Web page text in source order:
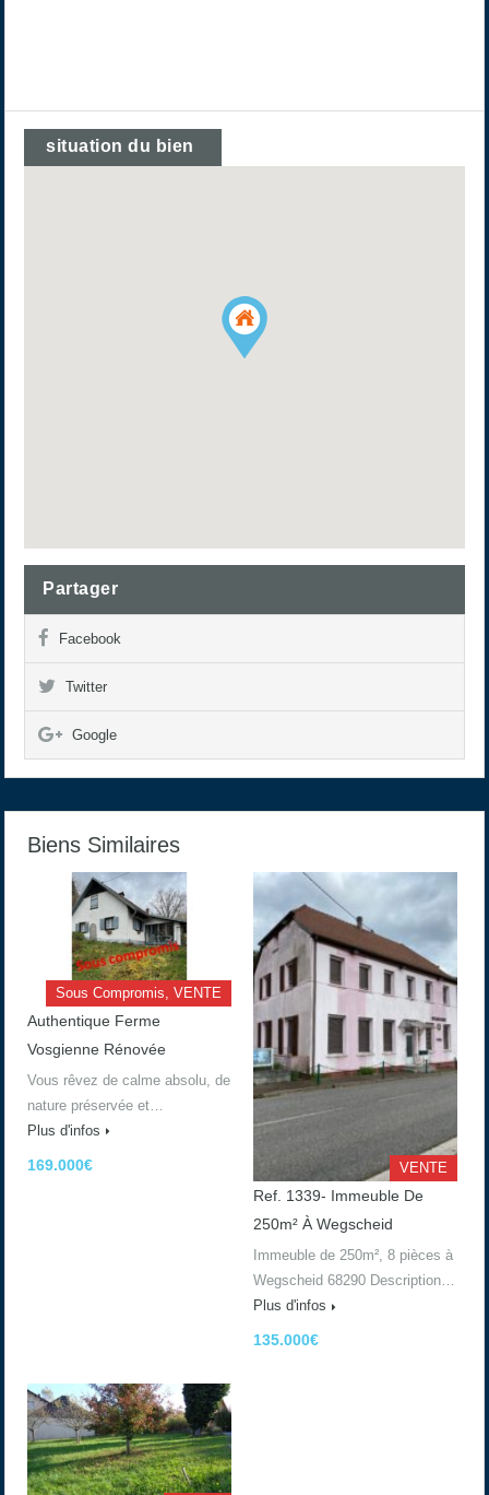
situation du bien
Partager
Facebook
Twitter
Google
Biens Similaires
Sous Compromis, VENTE
Authentique Ferme
Vosgienne Rénovée
Vous rêvez de calme absolu, de
nature préservée et…
Plus d'infos
169.000€ VENTE
Ref. 1339- Immeuble De
250m² À Wegscheid
Immeuble de 250m², 8 pièces à
Wegscheid 68290 Description…
Plus d'infos
135.000€